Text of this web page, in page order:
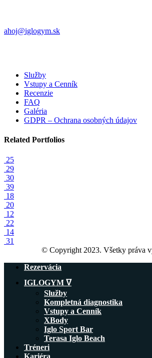
ahoj@iglogym.sk
Služby
Vstupy a Cenník
Recenzie
FAQ
Galéria
GDPR – Ochrana osobných údajov
Related Portfolios
25
29
30
39
18
20
12
22
14
31
© Copyright 2023. Všetky práva
Rezervácia
IGLOGYM ᐁ
Služby
Kompletná diagnostika
Vstupy a Cenník
XBody
Iglo Sport Bar
Terasa Iglo Beach
Tréneri
Kariéra